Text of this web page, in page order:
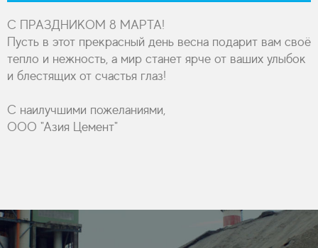
С ПРАЗДНИКОМ 8 МАРТА!
Пусть в этот прекрасный день весна подарит вам своё
тепло и нежность, а мир станет ярче от ваших улыбок
и блестящих от счастья глаз!
С наилучшими пожеланиями,
ООО "Азия Цемент"